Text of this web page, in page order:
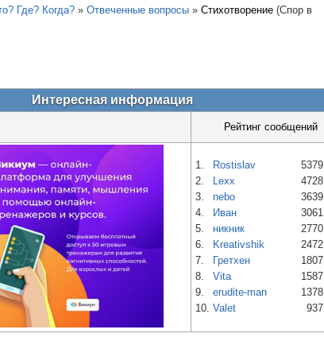
Где? Когда? » Отвеченные вопросы » Стихотворение (Спор в
Интересная информация
Рейтинг сообщений
1. Rostislav
5379
2.
Lexx
4728
3.
nebo
3639
4.
Иван
3061
5.
никник
2770
6.
Kreativshik
2472
7.
Гретхен
1807
8.
Vita
1587
9.
erudite-man
1378
10. Valet 937